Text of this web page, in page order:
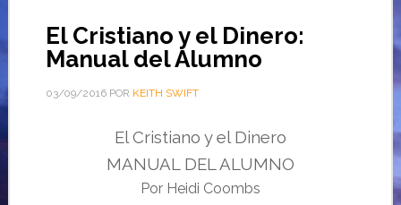
El Cristiano y el Dinero:
Manual del Alumno
03/09/2016POR KEITH SWIFT
El Cristiano y el Dinero
MANUAL DEL ALUMNO
Por Heidi Coombs